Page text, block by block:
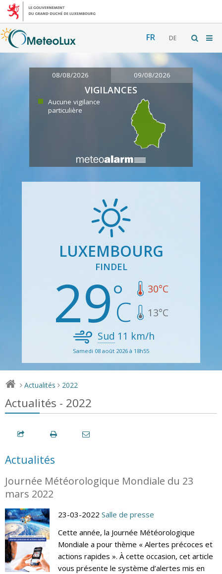
FR DE
08/08/2026 09/08/2026
VIGILANCES
Aucune vigilance
particulière
LUXEMBOURG
FINDEL
29 30°C
13°C
Sud 11 km/h
Samedi 08 août 2026 à 18h55
> Actualités > 2022
Actualités - 2022
Actualités
Journée Météorologique Mondiale du 23
mars 2022
23-03-2022 Salle de presse
Cette année, la Journée Météorologique
Mondiale a pour thème « Alertes précoces et
actions rapides ». À cette occasion, cet article
vous présente le système d’alertes mis en